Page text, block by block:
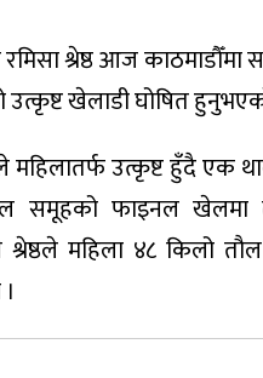
श्रेष्ठ आज काठमाडौँमा
उत्कृष्ट खेलाडी घोषित
महिलातर्फ उत्कृष्ट हुँदै एक
समूहको फाइनल खेलमा
महिला ४८ किलो